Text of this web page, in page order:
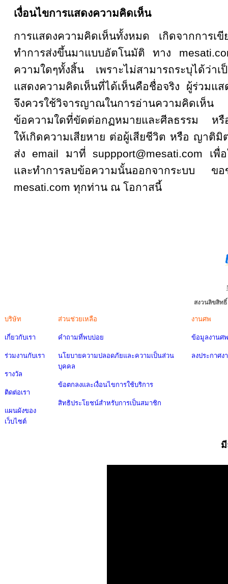
เงื่อนไขการแสดงความคิดเห็น
การแสดงความคิดเห็นทั้งหมด เกิดจากการเ
ทำการส่งขึ้นมาแบบอัตโนมัติ ทาง
ความใดๆทั้งสิ้น เพราะไม่สามารถระบุได้ว่า
แสดงความคิดเห็นที่ได้เห็นคือชื่อจริง ผู้ร่วมแ
จึงควรใช้วิจารญาณในการอ่านความคิดเ
ข้อความใดที่ขัดต่อกฏหมายและศีลธรรม หรือ
ให้เกิดความเสียหาย ต่อผู้เสียชีวิต หรือ ญาติมิ
ส่ง email มาที่ suppport@mesati.com เพื่
และทำการลบข้อความนั้นออกจากระบบ ขอ
mesati.com ทุกท่าน ณ โอกาสนี้
สงวนลิขสิท
บริษัท
เกี่ยวกับเรา
ร่วมงานกับเรา
รางวัล
ติดต่อเรา
แผนผังของ
เว็บไซต์
ส่วนช่วยเหลือ
คำถามที่พบบ่อย
นโยบายความปลอดภัยและความเป็นส่วน
บุคคล
ข้อตกลงและเงื่อนไขการใช้บริการ
สิทธิประโยชน์สำหรับการเป็นสมาชิก
งานศพ
ข้อมูลงานศพ
ลงประกาศง